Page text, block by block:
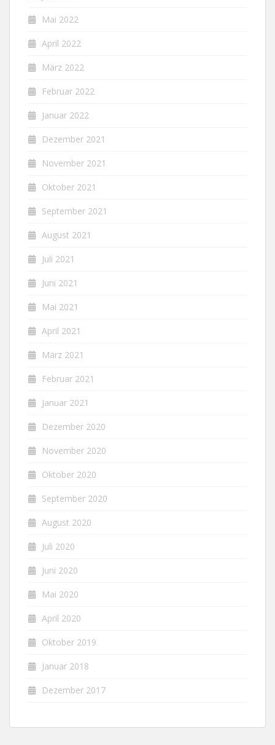
Mai 2022
April 2022
März 2022
Februar 2022
Januar 2022
Dezember 2021
November 2021
Oktober 2021
September 2021
August 2021
Juli 2021
Juni 2021
Mai 2021
April 2021
März 2021
Februar 2021
Januar 2021
Dezember 2020
November 2020
Oktober 2020
September 2020
August 2020
Juli 2020
Juni 2020
Mai 2020
April 2020
Oktober 2019
Januar 2018
Dezember 2017